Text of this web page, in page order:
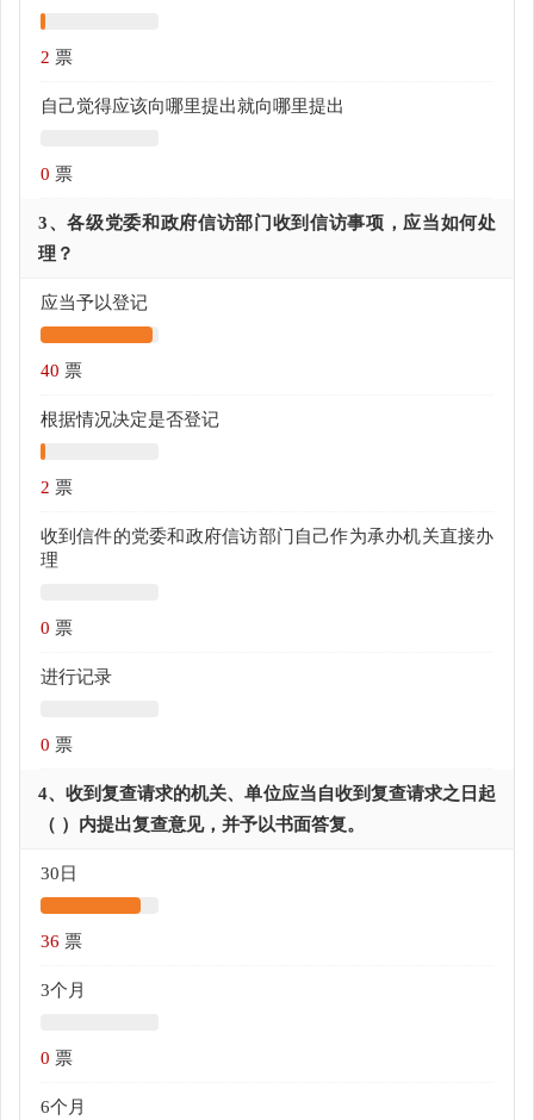
2 票
自己觉得应该向哪里提出就向哪里提出
0 票
3、各级党委和政府信访部门收到信访事项，应当如何处
理？
应当予以登记
40 票
根据情况决定是否登记
2 票
收到信件的党委和政府信访部门自己作为承办机关直接办
理
0 票
进行记录
0 票
4、收到复查请求的机关、单位应当自收到复查请求之日起
（ ）内提出复查意见，并予以书面答复。
30日
36 票
3个月
0 票
6个月